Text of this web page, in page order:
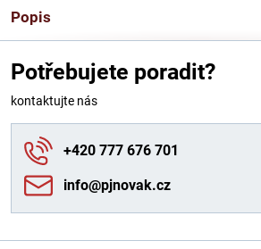
Popis
Potřebujete poradit?
kontaktujte nás
+420 777 676 701
info​@pjnovak​.cz